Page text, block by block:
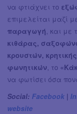
να φτιάχνει το
επιμελείται μαζί
παραγωγή , και
κιθάρας,
κρουστών,
φωνητικών , το
να φωτίσει όσα
Social: Facebook |
website